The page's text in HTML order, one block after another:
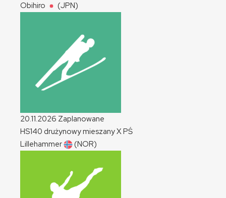
Obihiro
(JPN)
20.11.2026 Zaplanowane
HS140 drużynowy mieszanyXPŚ
Lillehammer
(NOR)